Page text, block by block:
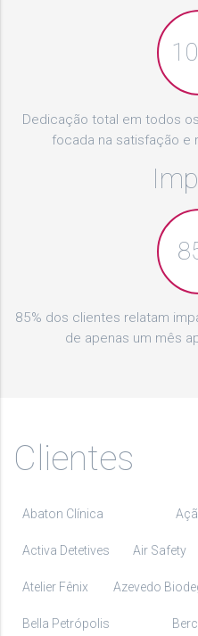
Dedicação total em todos
focada na satisfação e
85% dos clientes relatam
de apenas um mês
Clientes
Abaton Clínica
Activa Detetives Air Safety
Atelier Fênix Azevedo
Bella Petrópolis